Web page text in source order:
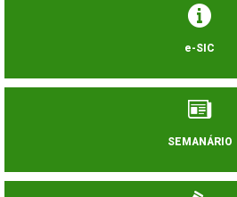
e-SIC
SEMANÁRIO